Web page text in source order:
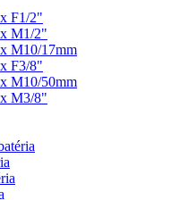
F1/2"
M1/2"
M10/17mm
F3/8"
M10/50mm
M3/8"